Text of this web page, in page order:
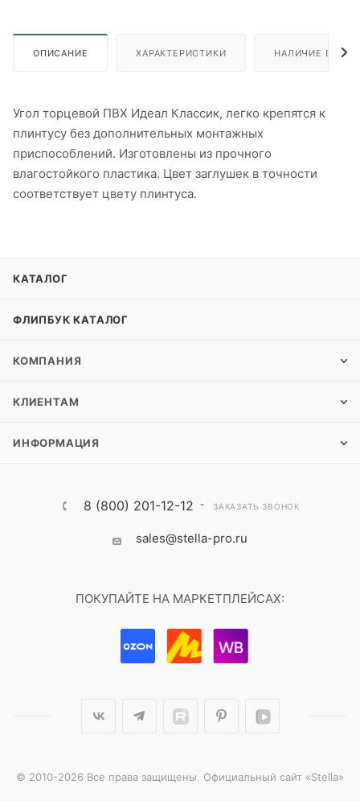
ОПИСАНИЕ ХАРАКТЕРИСТИКИ НАЛИЧИЕ В
Угол торцевой ПВХ Идеал Классик, легко крепятся к
плинтусу без дополнительных монтажных
приспособлений. Изготовлены из прочного
влагостойкого пластика. Цвет заглушек в точности
соответствует цвету плинтуса.
КАТАЛОГ
ФЛИПБУК КАТАЛОГ
КОМПАНИЯ
КЛИЕНТАМ
ИНФОРМАЦИЯ
8 (800) 201-12-12 ЗАКАЗАТЬ ЗВОНОК
sales@stella-pro.ru
ПОКУПАЙТЕ НА МАРКЕТПЛЕЙСАХ:
© 2010-2026 Все права защищены. Официальный сайт «Stella»